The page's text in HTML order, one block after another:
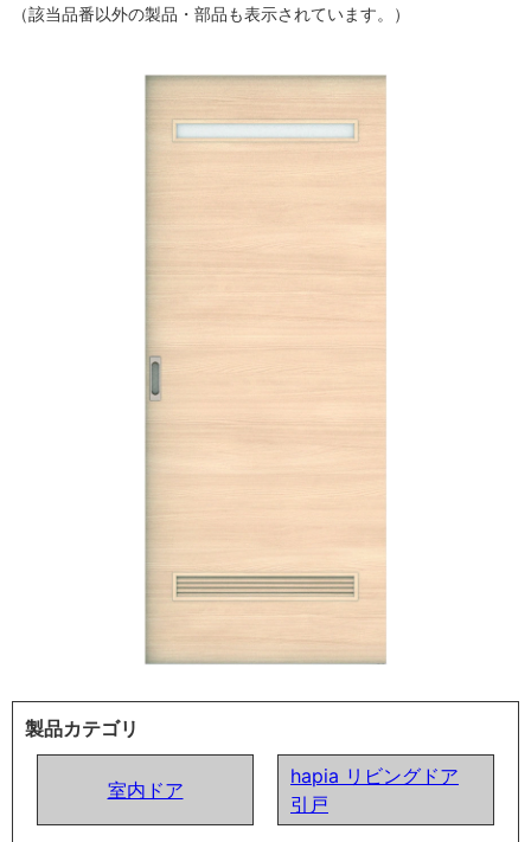
（該当品番以外の製品・部品も表示されています。）
製品カテゴリ
室内ドア
hapia リビングドア
引戸